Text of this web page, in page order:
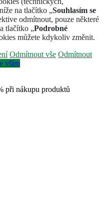
na tlačítko „Souhlasím se
odmítnout, pouze některé
tlačítko „Podrobné
můžete kdykoliv změnit.
Odmítnout vše Odmítnout
vším
při nákupu produktů